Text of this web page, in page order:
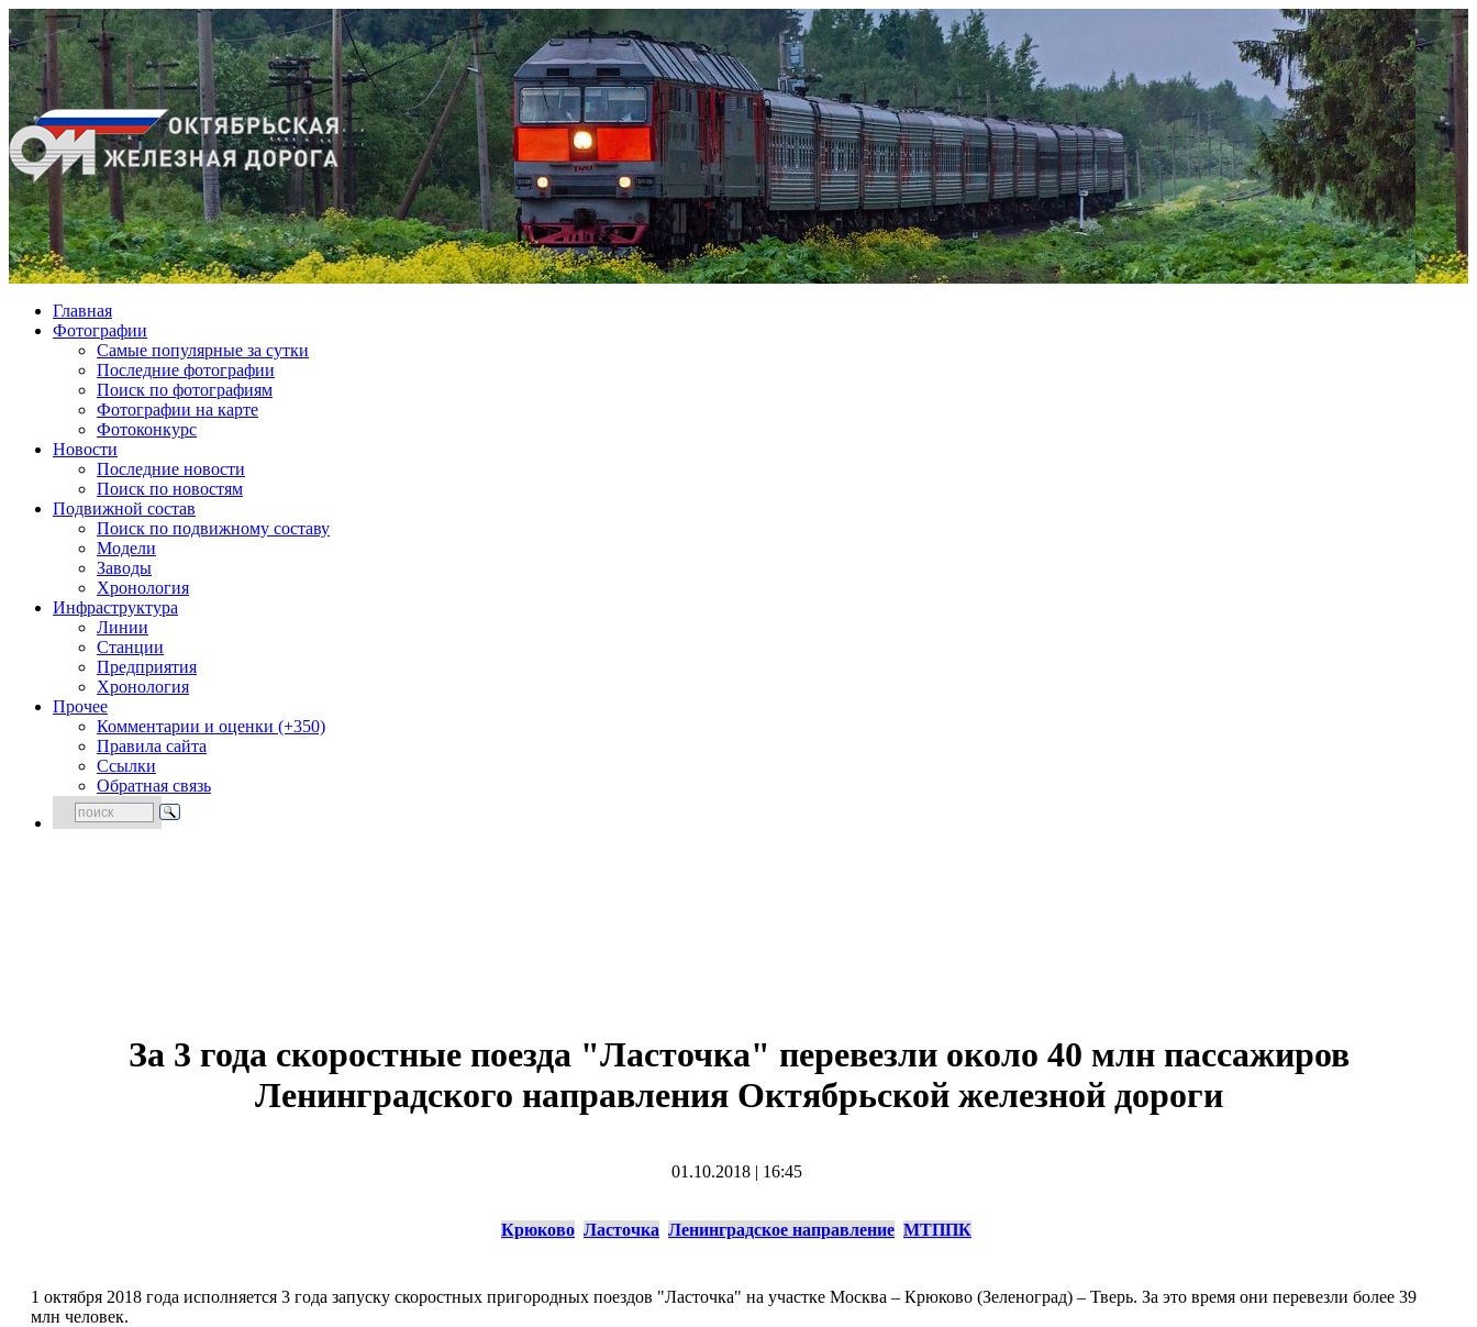
Главная
Фотографии
Cамые популярные за сутки
Последние фотографии
Поиск по фотографиям
Фотографии на карте
Фотоконкурс
Новости
Последние новости
Поиск по новостям
Подвижной состав
Поиск по подвижному составу
Модели
Заводы
Хронология
Инфраструктура
Линии
Станции
Предприятия
Хронология
Прочее
Комментарии и оценки (+350)
Правила сайта
Ссылки
Обратная связь
За 3 года скоростные поезда "Ласточка" перевезли около 40 млн пассажиров
Ленинградского направления Октябрьской железной дороги
01.10.2018| 16:45
Крюково Ласточка Ленинградское направление МТППК
1 октября 2018 года исполняется 3 года запуску скоростных пригородных поездов "Ласточка" на участке Москва – Крюково (Зеленоград) – Тверь. За это время они перевезли более 39
млн человек.